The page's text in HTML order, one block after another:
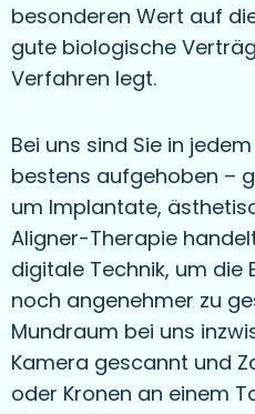
besonderen Wert auf
gute biologische
Verfahren legt.
Bei uns sind Sie in
bestens aufgehoben –
um Implantate,
Aligner-Therapie
digitale Technik, um die
noch angenehmer zu
Mundraum bei uns
Kamera gescannt und
oder Kronen an einem